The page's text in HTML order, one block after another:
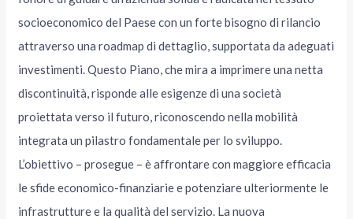
socioeconomico del Paese con un forte bisogno di rilancio
attraverso una roadmap di dettaglio, supportata da adeguati
investimenti. Questo Piano, che mira a imprimere una netta
discontinuità, risponde alle esigenze di una società
proiettata verso il futuro, riconoscendo nella mobilità
integrata un pilastro fondamentale per lo sviluppo.
L’obiettivo – prosegue – è affrontare con maggiore efficacia
le sfide economico-finanziarie e potenziare ulteriormente le
infrastrutture e la qualità del servizio. La nuova